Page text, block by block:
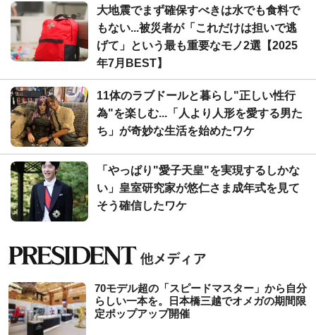
大地震でまず確保すべきは水でも食料で
もない...被災者が「これだけは担いで逃
げて」という最も重要なモノ2選【2025
年7月BEST】
11体のラブドールと暮らし"正しい性行
為"を楽しむ...「人より人形を愛する男た
ち」が奇妙な生活を始めたワケ
「やっぱり"愛子天皇"を実現するしかな
い」皇室研究家が悠仁さま成年式を見て
そう確信したワケ
70モデル超の「スピードマスター」から自分
らしい一本を。日本橋三越でオメガの期間限
定ポップアップ開催